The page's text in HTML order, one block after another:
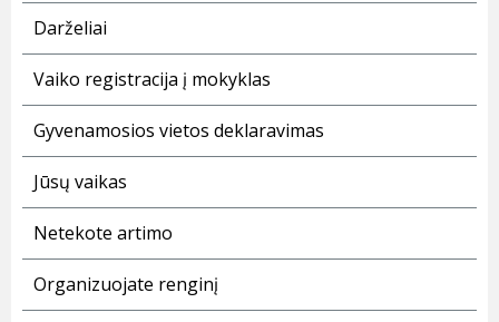
Darželiai
Vaiko registracija į mokyklas
Gyvenamosios vietos deklaravimas
Jūsų vaikas
Netekote artimo
Organizuojate renginį